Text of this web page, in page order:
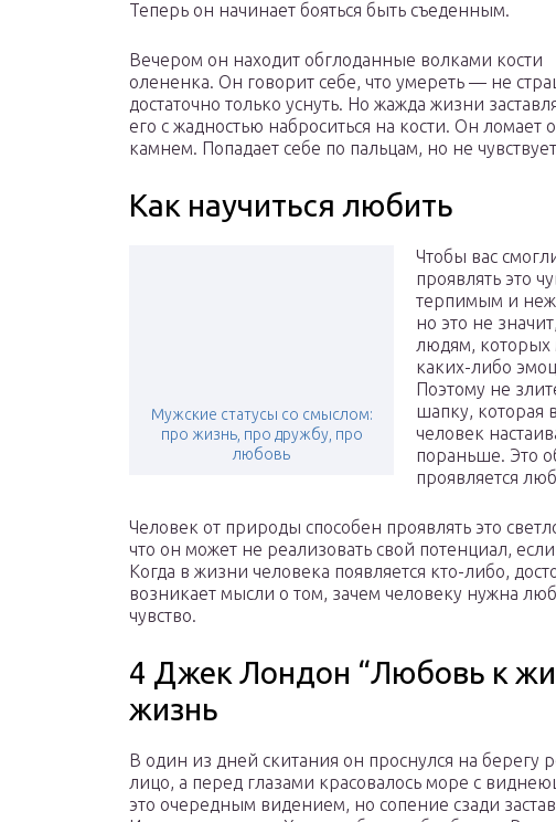
Теперь он начинает бояться быть съеденным.
Вечером он находит обглоданные волками кости
олененка. Он говорит себе, что умереть — не
достаточно только уснуть. Но жажда жизни
его с жадностью наброситься на кости. Он ломает
камнем. Попадает себе по пальцам, но не
Как научиться любить
Мужские статусы со смыслом:
про жизнь, про дружбу, про
любовь
Чтобы вас
проявлять это
терпимым и
но это не
людям,
каких-либо
Поэтому не
шапку, которая
человек
пораньше. Это
проявляется
Человек от природы способен проявлять это
что он может не реализовать свой потенциал,
Когда в жизни человека появляется кто-либо,
возникает мысли о том, зачем человеку нужна
чувство.
4 Джек Лондон “Любовь к
жизнь
В один из дней скитания он проснулся на берегу
лицо, а перед глазами красовалось море с
это очередным видением, но сопение сзади